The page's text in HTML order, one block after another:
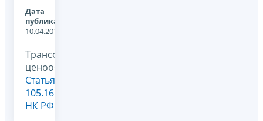
Дата
публикации:
10.04.2014
Трансфертное
ценообразование,
Статья
105.16
НК РФ